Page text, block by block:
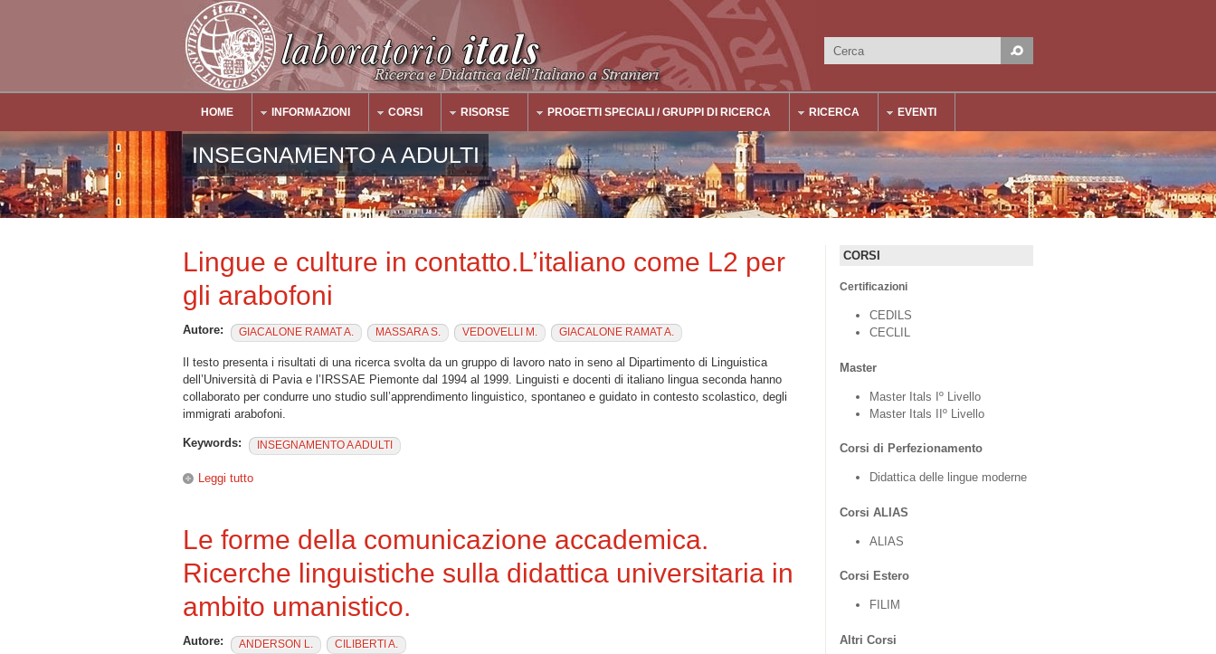
Form di ricerca
Cerca
Main Menu
HOME INFORMAZIONI CORSI RISORSE PROGETTI SPECIALI / GRUPPI DI RICERCA RICERCA EVENTI
INSEGNAMENTO A ADULTI
Lingue e culture in contatto.L’italiano come L2 per
gli arabofoni
Autore: GIACALONE RAMAT A. MASSARA S. VEDOVELLI M. GIACALONE RAMAT A.
Il testo presenta i risultati di una ricerca svolta da un gruppo di lavoro nato in seno al Dipartimento di Linguistica
dell’Università di Pavia e l’IRSSAE Piemonte dal 1994 al 1999. Linguisti e docenti di italiano lingua seconda hanno
collaborato per condurre uno studio sull’apprendimento linguistico, spontaneo e guidato in contesto scolastico, degli
immigrati arabofoni.
Keywords: INSEGNAMENTO A ADULTI
Leggi tutto
Le forme della comunicazione accademica.
Ricerche linguistiche sulla didattica universitaria in
ambito umanistico.
Autore: ANDERSON L. CILIBERTI A.
CORSI
Certificazioni
CEDILS
CECLIL
Master
Master Itals Iº Livello
Master Itals IIº Livello
Corsi di Perfezionamento
Didattica delle lingue moderne
Corsi ALIAS
ALIAS
Corsi Estero
FILIM
Altri Corsi